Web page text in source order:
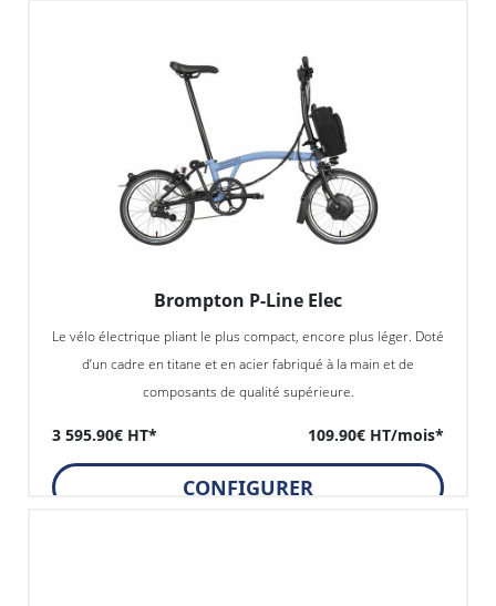
Brompton P-Line Elec
Le vélo électrique pliant le plus compact, encore plus léger. Doté
d’un cadre en titane et en acier fabriqué à la main et de
composants de qualité supérieure.
3 595.90€ HT* 109.90€ HT/mois*
CONFIGURER